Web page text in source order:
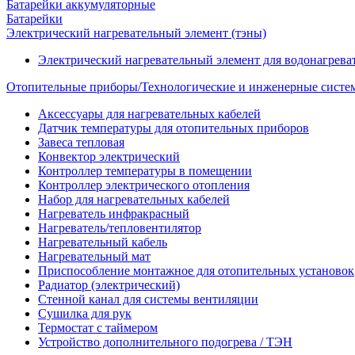
Батарейки аккумуляторные
Батарейки
Электрический нагревательный элемент (тэны)
Электрический нагревательный элемент для
Отопительные приборы/Технологические и инженерные
Аксессуары для нагревательных кабелей
Датчик температуры для отопительных приборов
Завеса тепловая
Конвектор электрический
Контроллер температуры в помещении
Контроллер электрического отопления
Набор для нагревательных кабелей
Нагреватель инфракрасный
Нагреватель/тепловентилятор
Нагревательный кабель
Нагревательный мат
Приспособление монтажное для отопительных установок
Радиатор (электрический)
Стенной канал для системы вентиляции
Сушилка для рук
Термостат с таймером
Устройство дополнительного подогрева / ТЭН